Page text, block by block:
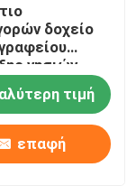
δοχείο
νησιών
τιμή
επαφή